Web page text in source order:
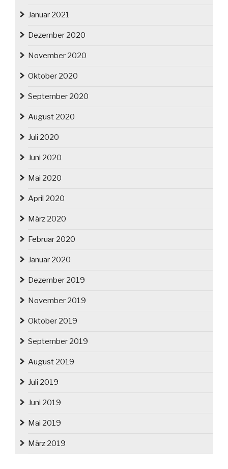
Januar 2021
Dezember 2020
November 2020
Oktober 2020
September 2020
August 2020
Juli 2020
Juni 2020
Mai 2020
April 2020
März 2020
Februar 2020
Januar 2020
Dezember 2019
November 2019
Oktober 2019
September 2019
August 2019
Juli 2019
Juni 2019
Mai 2019
März 2019